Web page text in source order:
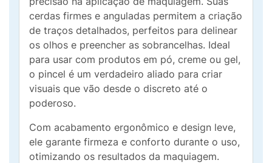
cerdas firmes e anguladas permitem a criação
de traços detalhados, perfeitos para delinear
os olhos e preencher as sobrancelhas. Ideal
para usar com produtos em pó, creme ou gel,
o pincel é um verdadeiro aliado para criar
visuais que vão desde o discreto até o
poderoso.
Com acabamento ergonômico e design leve,
ele garante firmeza e conforto durante o uso,
otimizando os resultados da maquiagem.